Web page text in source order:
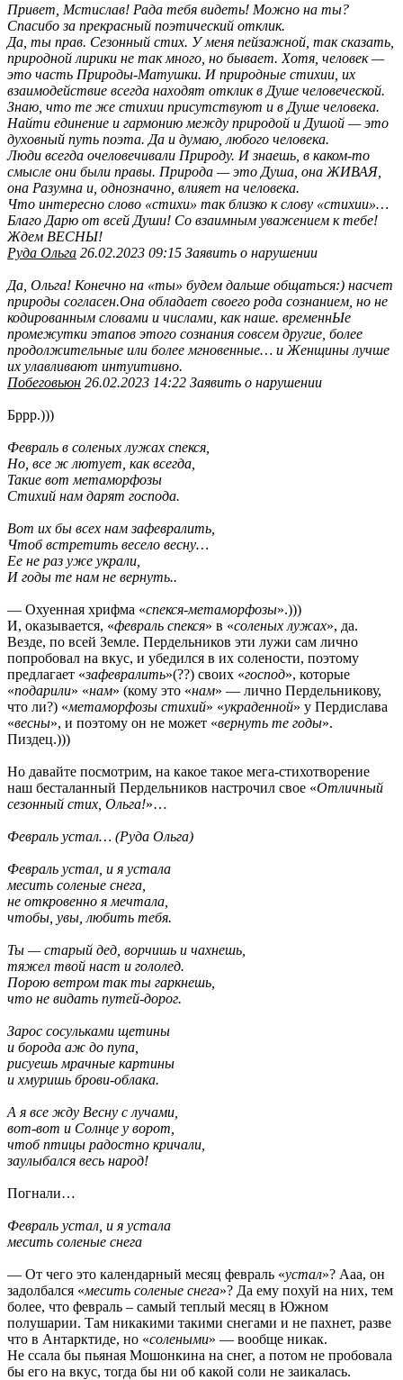
Привет, Мстислав! Рада тебя видеть! Можно на ты?
Спасибо за прекрасный поэтический отклик.
Да, ты прав. Сезонный стих. У меня пейзажной, так сказать,
природной лирики не так много, но бывает. Хотя, человек —
это часть Природы-Матушки. И природные стихии, их
взаимодействие всегда находят отклик в Душе человеческой.
Знаю, что те же стихии присутствуют и в Душе человека.
Найти единение и гармонию между природой и Душой — это
духовный путь поэта. Да и думаю, любого человека.
Люди всегда очеловечивали Природу. И знаешь, в каком-то
смысле они были правы. Природа — это Душа, она ЖИВАЯ,
она Разумна и, однозначно, влияет на человека.
Что интересно слово «стихи» так близко к слову «стихии»…
Благо Дарю от всей Души! Со взаимным уважением к тебе!
Ждем ВЕСНЫ!
Руда Ольга 26.02.2023 09:15 Заявить о нарушении
Да, Ольга! Конечно на «ты» будем дальше общаться:) насчет
природы согласен.Она обладает своего рода сознанием, но не
кодированным словами и числами, как наше. временнЫе
промежутки этапов этого сознания совсем другие, более
продолжительные или более мгновенные… и Женщины лучше
их улавливают интуитивно.
Побеговьюн 26.02.2023 14:22 Заявить о нарушении
Бррр.)))
Февраль в соленых лужах спекся,
Но, все ж лютует, как всегда,
Такие вот метаморфозы
Стихий нам дарят господа.
Вот их бы всех нам зафевралить,
Чтоб встретить весело весну…
Ее не раз уже украли,
И годы те нам не вернуть..
— Охуенная хрифма «спекся-метаморфозы».)))
И, оказывается, «февраль спекся» в «соленых лужах», да.
Везде, по всей Земле. Пердельников эти лужи сам лично
попробовал на вкус, и убедился в их солености, поэтому
предлагает «зафевралить»(??) своих «господ», которые
«подарили» «нам» (кому это «нам» — лично Пердельникову,
что ли?) «метаморфозы стихий» «украденной» у Пердислава
«весны», и поэтому он не может «вернуть те годы».
Пиздец.)))
Но давайте посмотрим, на какое такое мега-стихотворение
наш бесталанный Пердельников настрочил свое «Отличный
сезонный стих, Ольга!»…
Февраль устал… (Руда Ольга)
Февраль устал, и я устала
месить соленые снега,
не откровенно я мечтала,
чтобы, увы, любить тебя.
Ты — старый дед, ворчишь и чахнешь,
тяжел твой наст и гололед.
Порою ветром так ты гаркнешь,
что не видать путей-дорог.
Зарос сосульками щетины
и борода аж до пупа,
рисуешь мрачные картины
и хмуришь брови-облака.
А я все жду Весну с лучами,
вот-вот и Солнце у ворот,
чтоб птицы радостно кричали,
заулыбался весь народ!
Погнали…
Февраль устал, и я устала
месить соленые снега
— От чего это календарный месяц февраль «устал»? Ааа, он
задолбался «месить соленые снега»? Да ему похуй на них, тем
более, что февраль – самый теплый месяц в Южном
полушарии. Там никакими такими снегами и не пахнет, разве
что в Антарктиде, но «солеными» — вообще никак.
Не ссала бы пьяная Мошонкина на снег, а потом не пробовала
бы его на вкус, тогда бы ни об какой соли не заикалась.